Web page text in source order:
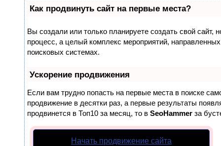
Как продвинуть сайт на первые места?
Вы создали или только планируете создать свой сайт,
процесс, а целый комплекс мероприятий,
поисковых системах.
Ускорение продвижения
Если вам трудно попасть на первые места в поиске
продвижение в десятки раз, а первые результаты
продвинется в Топ10 за месяц, то вSeoHammer за
Начать продвижение сайта